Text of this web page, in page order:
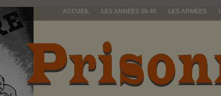
ACCUEIL LES ANNÉES 39-45 LES ARMÉES
prisonniers